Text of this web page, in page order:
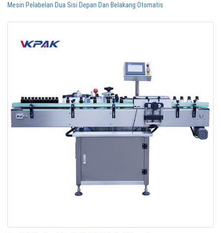
Mesin Pelabelan Dua Sisi Depan Dan Belakang Otomatis